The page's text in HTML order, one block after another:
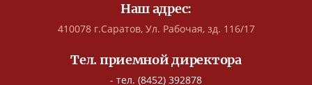
Наш адрес:
410078 г.Саратов, Ул. Рабочая, зд. 116/17
Тел. приемной директора
- тел. (8452) 392878